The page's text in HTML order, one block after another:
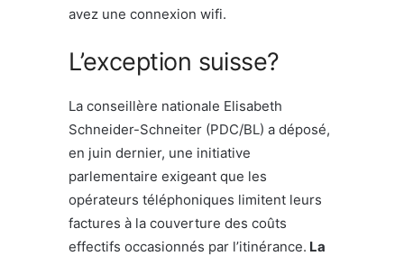
avez une connexion wifi.
L’exception suisse?
La conseillère nationale Elisabeth
Schneider-Schneiter (PDC/BL) a déposé,
en juin dernier, une initiative
parlementaire exigeant que les
opérateurs téléphoniques limitent leurs
factures à la couverture des coûts
effectifs occasionnés par l’itinérance. La